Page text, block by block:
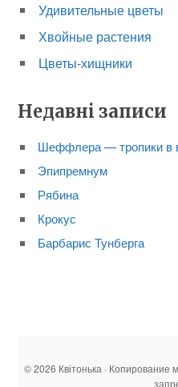
Удивительные цветы
Хвойные растения
Цветы-хищники
Недавні записи
Шеффлера — тропики в
Эпипремнум
Рябина
Крокус
Барбарис Тунберга
© 2026 Квітонька ·